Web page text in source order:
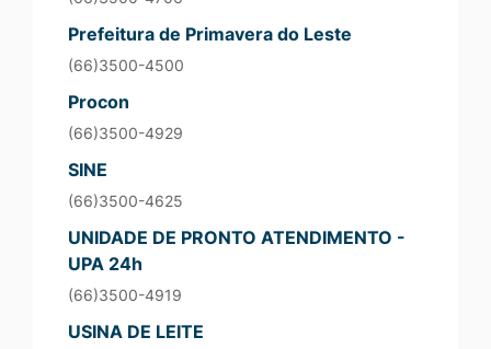
Prefeitura de Primavera do Leste
(66)3500-4500
Procon
(66)3500-4929
SINE
(66)3500-4625
UNIDADE DE PRONTO ATENDIMENTO -
UPA 24h
(66)3500-4919
USINA DE LEITE